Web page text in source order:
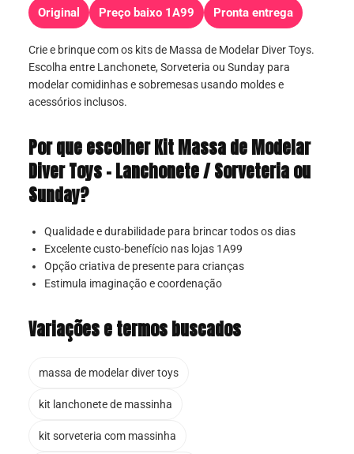
Original Preço baixo 1A99 Pronta entrega
Crie e brinque com os kits de Massa de Modelar Diver Toys.
Escolha entre Lanchonete, Sorveteria ou Sunday para
modelar comidinhas e sobremesas usando moldes e
acessórios inclusos.
Por que escolher Kit Massa de Modelar
Diver Toys – Lanchonete / Sorveteria ou
Sunday?
Qualidade e durabilidade para brincar todos os dias
Excelente custo-benefício nas lojas 1A99
Opção criativa de presente para crianças
Estimula imaginação e coordenação
Variações e termos buscados
massa de modelar diver toys
kit lanchonete de massinha
kit sorveteria com massinha